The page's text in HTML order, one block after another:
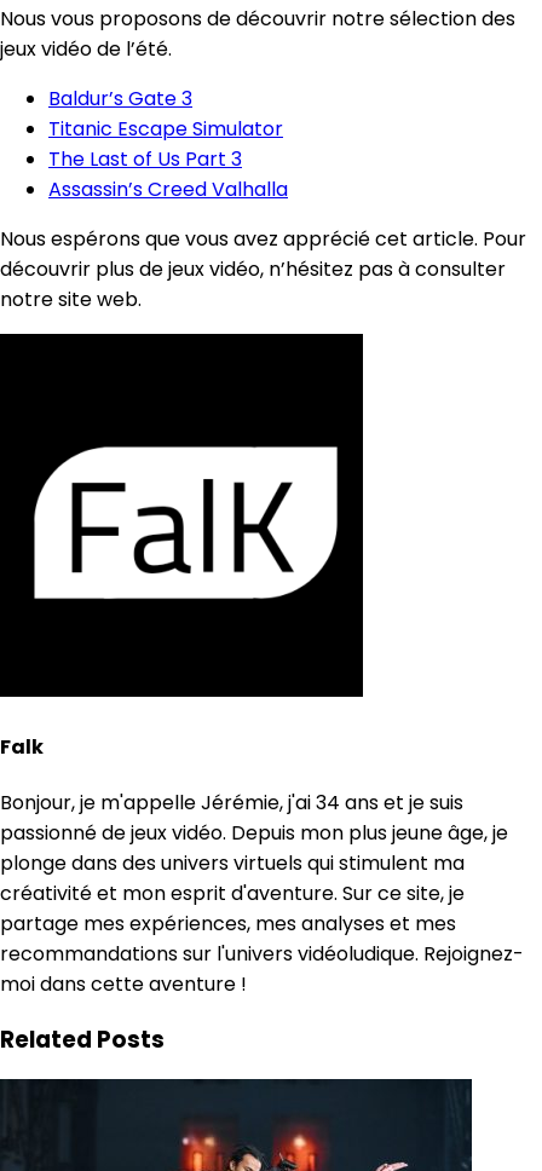
Nous vous proposons de découvrir notre sélection des
jeux vidéo de l’été.
Baldur’s Gate 3
Titanic Escape Simulator
The Last of Us Part 3
Assassin’s Creed Valhalla
Nous espérons que vous avez apprécié cet article. Pour
découvrir plus de jeux vidéo, n’hésitez pas à consulter
notre site web.
Falk
Bonjour, je m'appelle Jérémie, j'ai 34 ans et je suis
passionné de jeux vidéo. Depuis mon plus jeune âge, je
plonge dans des univers virtuels qui stimulent ma
créativité et mon esprit d'aventure. Sur ce site, je
partage mes expériences, mes analyses et mes
recommandations sur l'univers vidéoludique. Rejoignez-
moi dans cette aventure !
Related Posts